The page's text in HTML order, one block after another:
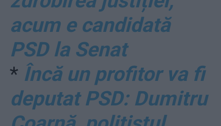
acum e candidată
PSD la Senat
* Încă un profitor va fi
deputat PSD: Dumitru